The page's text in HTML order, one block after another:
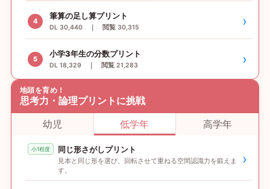
4
筆算の足し算プリント
DL 30,440 ｜ 閲覧 30,315 ›
5
小学3年生の分数プリント
DL 18,329 ｜ 閲覧 21,283 ›
地頭を育め！
思考力・論理プリントに挑戦
幼児
低学年 高学年
小1程度 同じ形さがしプリント
見本と同じ形を選び、回転させて重ねる空間認識力を鍛えま
す。
›